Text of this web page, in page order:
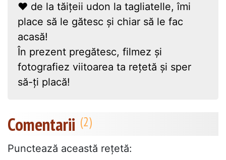
❤ de la tăițeii udon la tagliatelle, îmi
place să le gătesc și chiar să le fac
acasă!
În prezent pregătesc, filmez și
fotografiez viitoarea ta rețetă și sper
să-ți placă!
Comentarii
Punctează această reţetă: